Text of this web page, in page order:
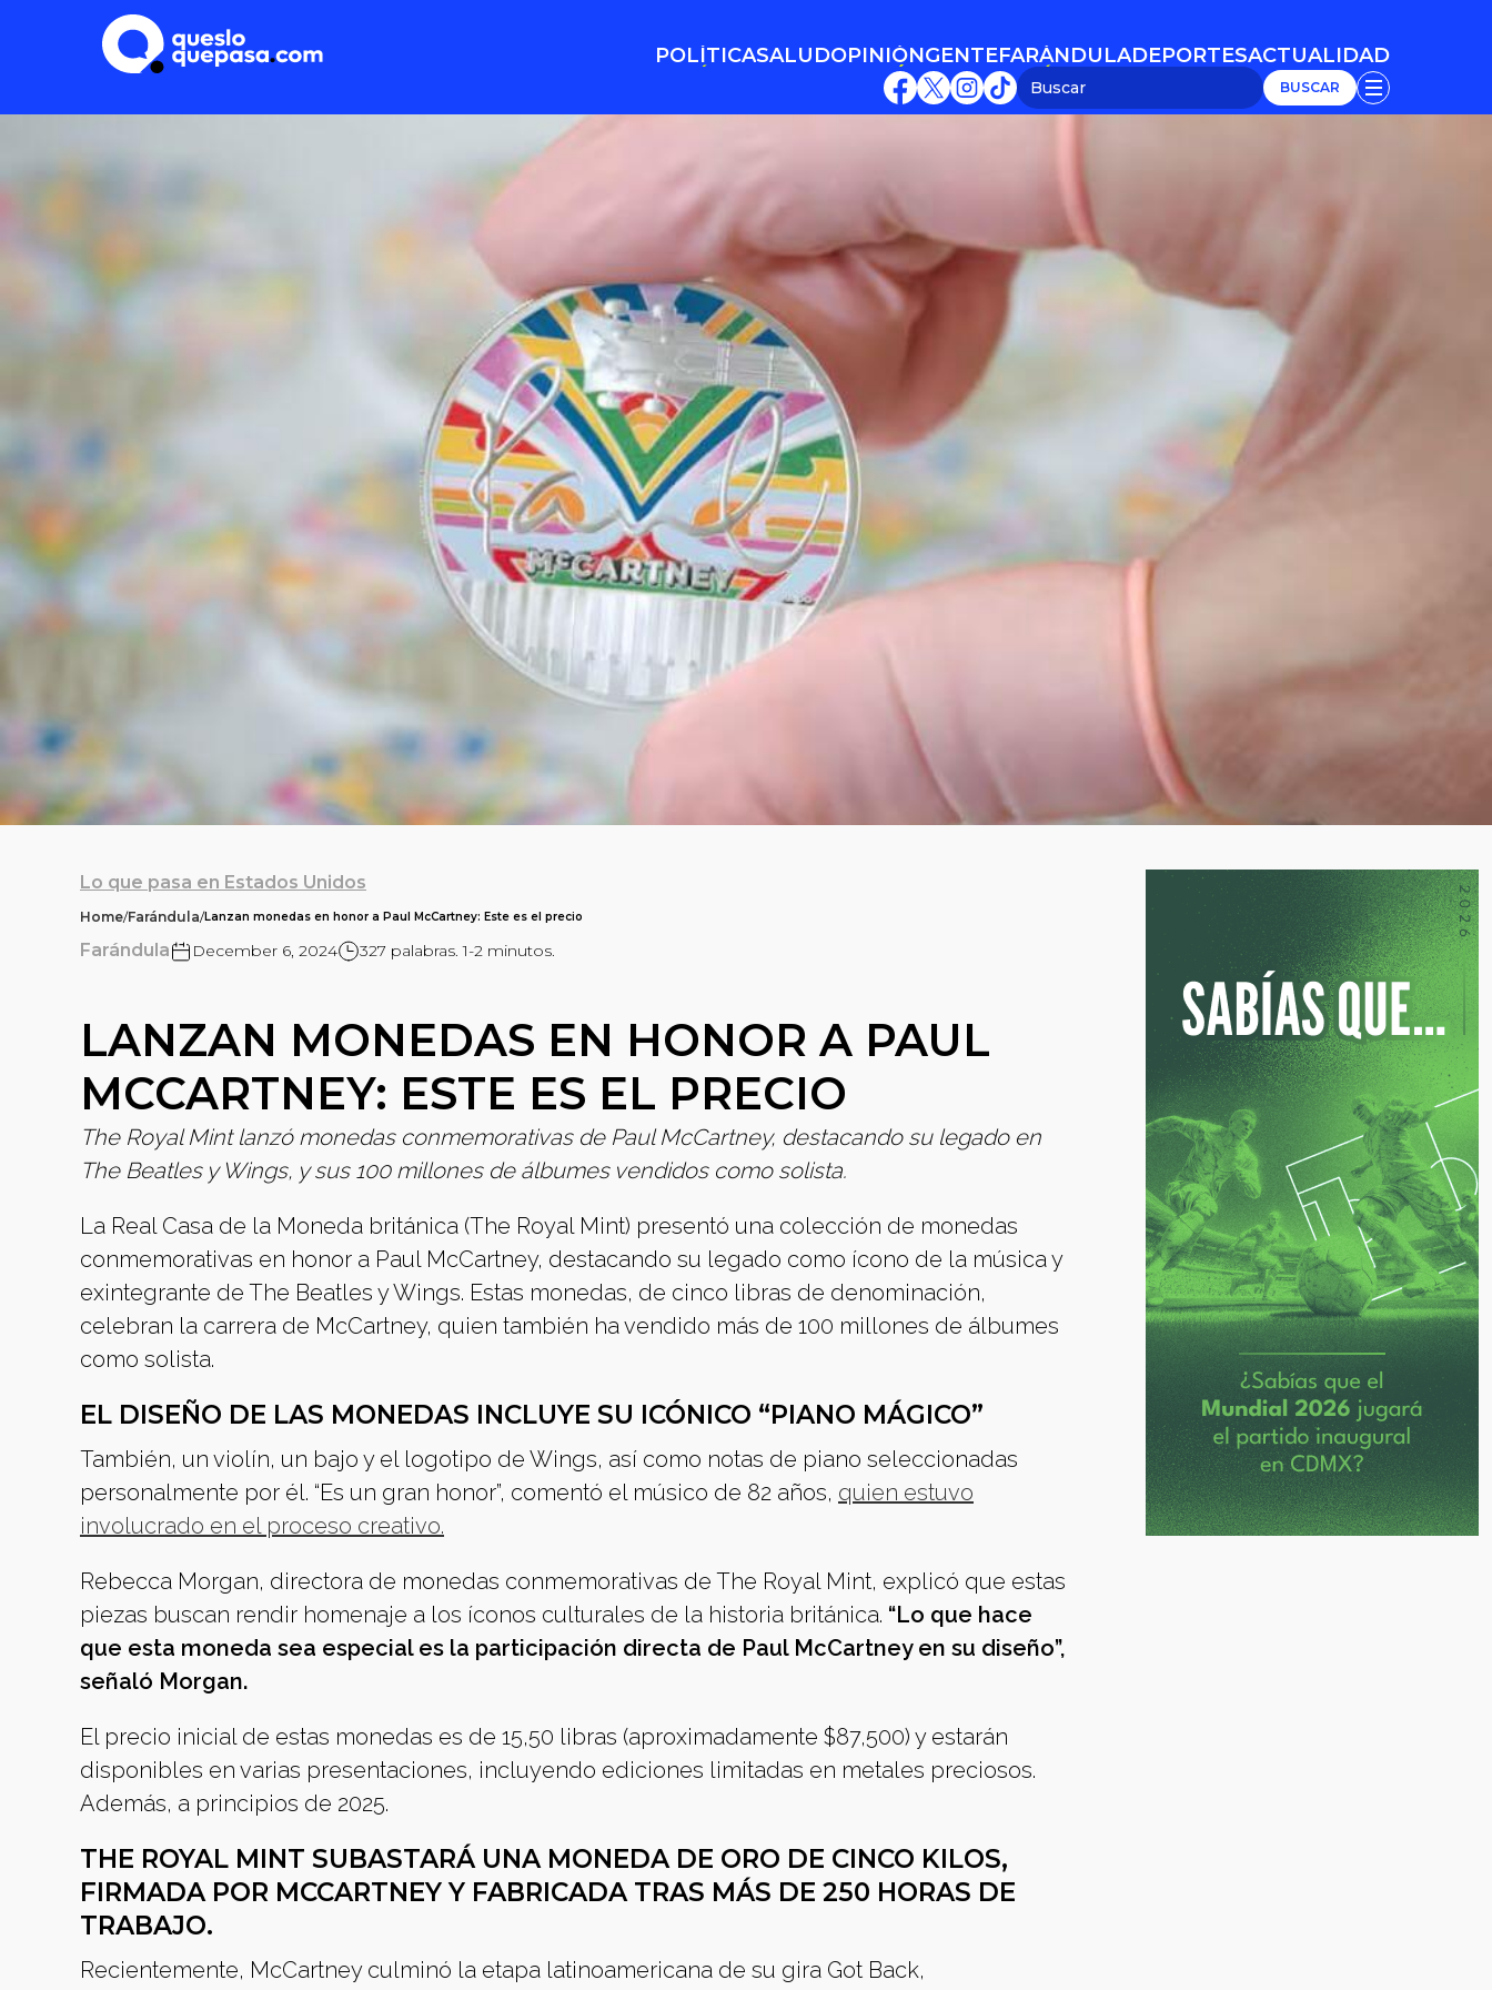
POLÍTICASALUDOPINIÓN
OPINIÓN
GENTE
GENTE
FARÁNDULA
FARÁNDULA
DEPORTESACTUALIDAD
ACTUALIDAD
Lo que pasa en Estados Unidos
Home/Farándula/Lanzan monedas en honor a Paul McCartney: Este es el precio
Farándula December 6, 2024 327 palabras. 1-2 minutos.
LANZAN MONEDAS EN HONOR A PAUL
MCCARTNEY: ESTE ES EL PRECIO
The Royal Mint lanzó monedas conmemorativas de Paul McCartney, destacando su legado en
The Beatles y Wings, y sus 100 millones de álbumes vendidos como solista.
La Real Casa de la Moneda británica (The Royal Mint) presentó una colección de monedas
conmemorativas en honor a Paul McCartney, destacando su legado como ícono de la música y
exintegrante de The Beatles y Wings. Estas monedas, de cinco libras de denominación,
celebran la carrera de McCartney, quien también ha vendido más de 100 millones de álbumes
como solista.
EL DISEÑO DE LAS MONEDAS INCLUYE SU ICÓNICO “PIANO MÁGICO”
También, un violín, un bajo y el logotipo de Wings, así como notas de piano seleccionadas
personalmente por él. “Es un gran honor”, comentó el músico de 82 años, quien estuvo
involucrado en el proceso creativo.
Rebecca Morgan, directora de monedas conmemorativas de The Royal Mint, explicó que estas
piezas buscan rendir homenaje a los íconos culturales de la historia británica. “Lo que hace
que esta moneda sea especial es la participación directa de Paul McCartney en su diseño”,
señaló Morgan.
El precio inicial de estas monedas es de 15,50 libras (aproximadamente $87,500) y estarán
disponibles en varias presentaciones, incluyendo ediciones limitadas en metales preciosos.
Además, a principios de 2025.
THE ROYAL MINT SUBASTARÁ UNA MONEDA DE ORO DE CINCO KILOS,
FIRMADA POR MCCARTNEY Y FABRICADA TRAS MÁS DE 250 HORAS DE
TRABAJO.
Recientemente, McCartney culminó la etapa latinoamericana de su gira Got Back,